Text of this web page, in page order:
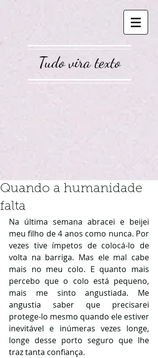
Tudo vira texto
Quando a humanidade
falta
Na última semana abracei e beijei
meu filho de 4 anos como nunca. Por
vezes tive ímpetos de colocá-lo de
volta na barriga. Mas ele mal cabe
mais no meu colo. E quanto mais
percebo que o colo está pequeno,
mais me sinto angustiada. Me
angustia saber que precisarei
protege-lo mesmo quando ele estiver
inevitável e inúmeras vezes longe,
longe desse porto seguro que lhe
traz tanta confiança.